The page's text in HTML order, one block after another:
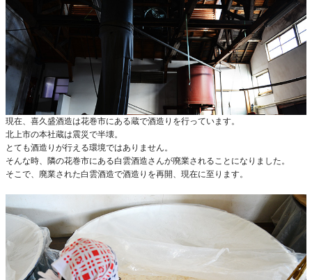
現在、喜久盛酒造は花巻市にある蔵で酒造りを行っています。
北上市の本社蔵は震災で半壊。
とても酒造りが行える環境ではありません。
そんな時、隣の花巻市にある白雲酒造さんが廃業されることになりました。
そこで、廃業された白雲酒造で酒造りを再開、現在に至ります。